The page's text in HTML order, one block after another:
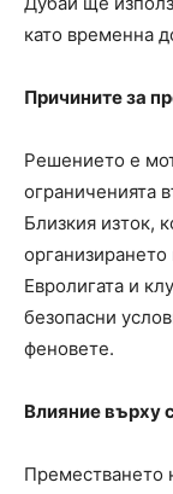
като временна
Причините за
Решението е
ограниченията
Близкия изток,
Евролигата и
безопасни
феновете.
Влияние върху
Преместването